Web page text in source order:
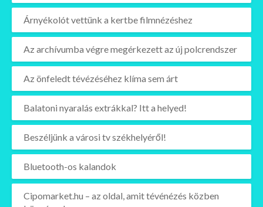
Árnyékolót vettünk a kertbe filmnézéshez
Az archívumba végre megérkezett az új polcrendszer
Az önfeledt tévézéséhez klíma sem árt
Balatoni nyaralás extrákkal? Itt a helyed!
Beszéljünk a városi tv székhelyéről!
Bluetooth-os kalandok
Cipomarket.hu – az oldal, amit tévénézés közben